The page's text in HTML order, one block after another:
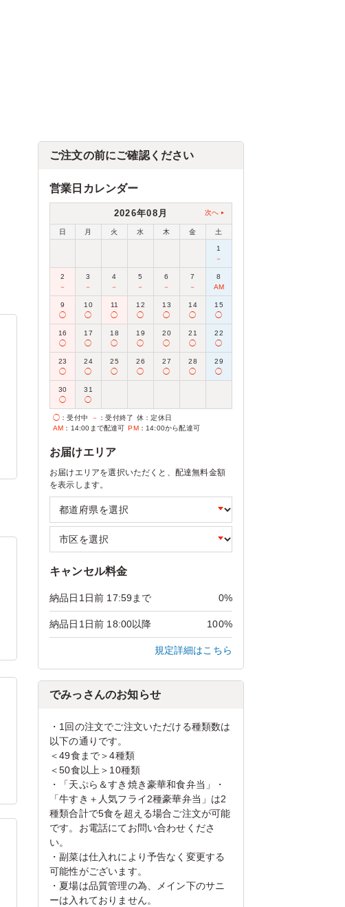
ご注文の前にご確認ください
営業日カレンダー
2026年08月 次へ
日 月 火 水 木 金 土
1
－
2
－
3
－
4
－
5
－
6
－
7
－
8
AM
9
◯
10
◯
11
◯
12
◯
13
◯
14
◯
15
◯
16
◯
17
◯
18
◯
19
◯
20
◯
21
◯
22
◯
23
◯
24
◯
25
◯
26
◯
27
◯
28
◯
29
◯
30
◯
31
◯
◯ ：受付中 － ：受付終了 休 ：定休日
AM ：14:00まで配達可 PM：14:00から配達可
お届けエリア
お届けエリアを選択いただくと、配達無料金額
を表示します。
キャンセル料金
納品日1日前 17:59まで 0%
納品日1日前 18:00以降 100%
規定詳細はこちら
でみっさんのお知らせ
・1回の注文でご注文いただける種類数は
以下の通りです。
＜49食まで＞4種類
＜50食以上＞10種類
・「天ぷら＆すき焼き豪華和食弁当」・
「牛すき＋人気フライ2種豪華弁当」は2
種類合計で5食を超える場合ご注文が可能
です。お電話にてお問い合わせくださ
い。
・副菜は仕入れにより予告なく変更する
可能性がございます。
・夏場は品質管理の為、メイン下のサニ
ーは入れておりません。